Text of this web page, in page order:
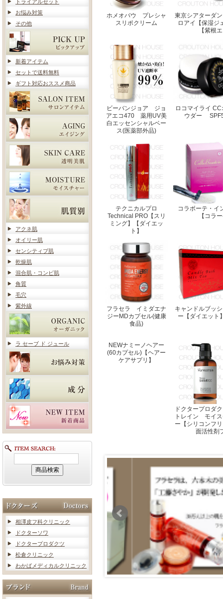
トライアルセット
お悩み対策
その他
新着アイテム
セットで送料無料
ギフト対応おススメ商品
アクネ肌
オイリー肌
センシティブ肌
乾燥肌
混合肌・コンビ肌
角質
毛穴
紫外線
ラ セーブ ド ジュール
相澤皮フ科クリニック
ドクターソワ
ドクタープロダクツ
松倉クリニック
わかばメディカルクリニック
ホメオバウ プレシャ
スリポクリーム
東京シアターダ
ロアイ【保湿ジ
【紫根
ビーバンジョア ジョ
アエコ470 薬用UV美
白エッセンシャルベー
ス(医薬部外品)
ロコマイライ
ウダー
テクニカルプロ
Technical PRO【スリ
ミング】【ダイエッ
ト】
コラボーテ・イ
【コラ
フラセラ イミダエナ
ジーMDカプセル(健康
食品)
キャンドルブッ
ー【ダイエット
NEWナミーノヘアー
(60カプセル)【ヘアー
ケアサプリ】
ドクタープロダ
トレイン モイ
ー【シリコンフ
面活性剤